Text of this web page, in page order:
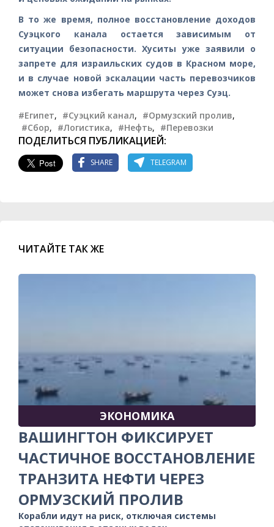
В то же время, полное восстановление доходов
Суэцкого канала остается зависимым от
ситуации безопасности. Хуситы уже заявили о
запрете для израильских судов в Красном море,
и в случае новой эскалации часть перевозчиков
может снова избегать маршрута через Суэц.
#Египет, #Суэцкий канал, #Ормузский пролив,
#Сбор, #Логистика, #Нефть, #Перевозки
ПОДЕЛИТЬСЯ ПУБЛИКАЦИЕЙ:
SHARE TELEGRAM
ЧИТАЙТЕ ТАК ЖЕ
ЭКОНОМИКА
ВАШИНГТОН ФИКСИРУЕТ
ЧАСТИЧНОЕ ВОССТАНОВЛЕНИЕ
ТРАНЗИТА НЕФТИ ЧЕРЕЗ
ОРМУЗСКИЙ ПРОЛИВ
Корабли идут на риск, отключая системы